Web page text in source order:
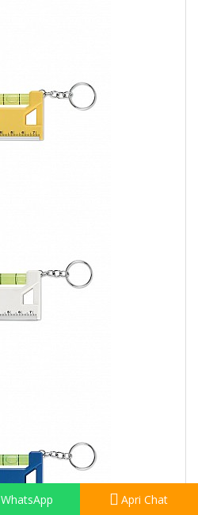
WhatsApp Apri Chat